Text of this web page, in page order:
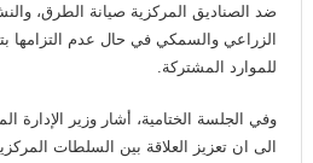
ضد الصناديق المركزية صيانة الطرق،
الزراعي والسمكي في حال عدم التزامها
للموارد المشتركة.
وفي الجلسة الختامية، أشار وزير الإدارة
الى ان تعزيز العلاقة بين السلطات